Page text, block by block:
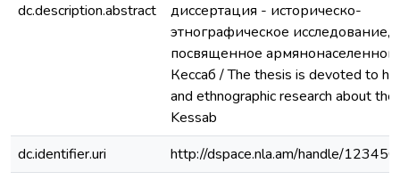
dc.description.abstract
диссертация - историческо-
этнографическoe исследование,
посвященное
Кессаб / The thesis is devoted to
and ethnographic research about
Kessab
dc.identifier.uri
http://dspace.nla.am/handle/